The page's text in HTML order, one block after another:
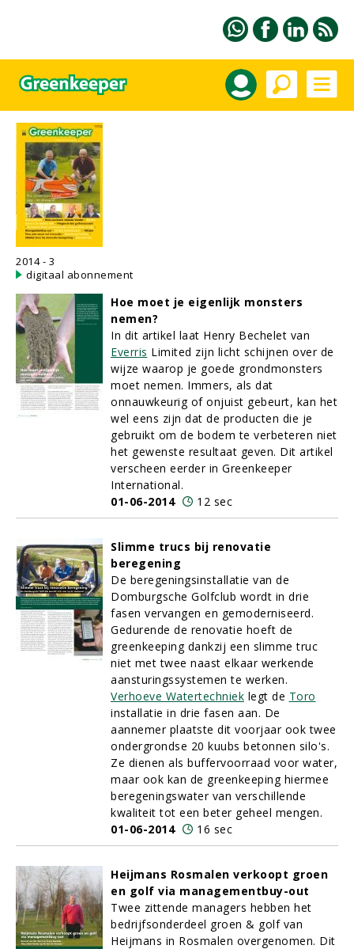
2014 - 3
digitaal abonnement
Hoe moet je eigenlijk monsters
nemen?
In dit artikel laat Henry Bechelet van
Everris Limited zijn licht schijnen over de
wijze waarop je goede grondmonsters
moet nemen. Immers, als dat
onnauwkeurig of onjuist gebeurt, kan het
wel eens zijn dat de producten die je
gebruikt om de bodem te verbeteren niet
het gewenste resultaat geven. Dit artikel
verscheen eerder in Greenkeeper
International.
01-06-2014
12 sec
Slimme trucs bij renovatie
beregening
De beregeningsinstallatie van de
Domburgsche Golfclub wordt in drie
fasen vervangen en gemoderniseerd.
Gedurende de renovatie hoeft de
greenkeeping dankzij een slimme truc
niet met twee naast elkaar werkende
aansturingssystemen te werken.
Verhoeve Watertechniek legt de Toro
installatie in drie fasen aan. De
aannemer plaatste dit voorjaar ook twee
ondergrondse 20 kuubs betonnen silo's.
Ze dienen als buffervoorraad voor water,
maar ook kan de greenkeeping hiermee
beregeningswater van verschillende
kwaliteit tot een beter geheel mengen.
01-06-2014
16 sec
Heijmans Rosmalen verkoopt groen
en golf via managementbuy-out
Twee zittende managers hebben het
bedrijfsonderdeel groen & golf van
Heijmans in Rosmalen overgenomen. Dit